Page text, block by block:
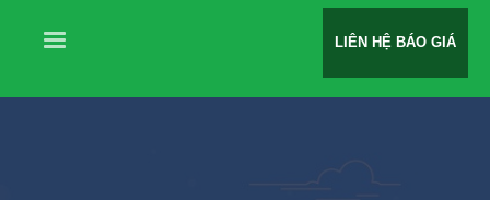
LIÊN HỆ BÁO GIÁ